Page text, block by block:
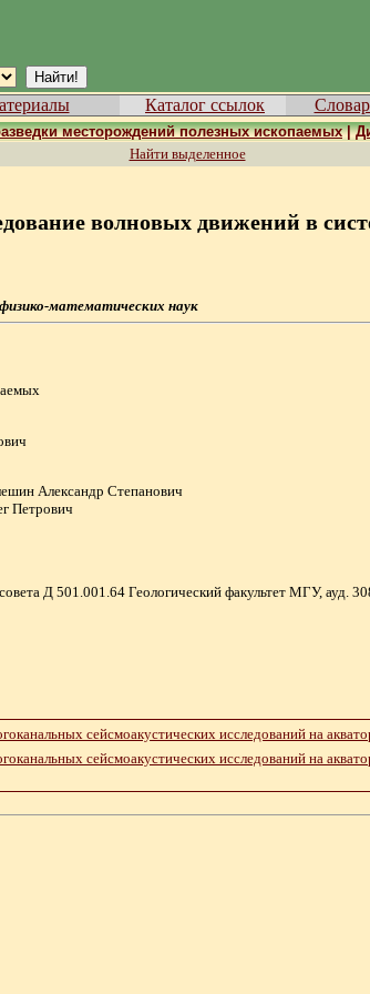
Каталог ссылок
месторождений полезных ископаемых|
Найти выделенное
волновых движений в
математических наук
Александр Степанович
Петрович
Д 501.001.64 Геологический факультет МГУ, ауд.
сейсмоакустических исследований на
сейсмоакустических исследований на